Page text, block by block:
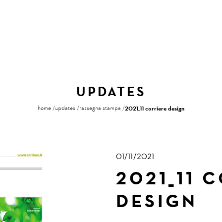
UPDATES
home updates rassegna stampa 2021_11 corriere design
01/11/2021
2021_11
DESIGN